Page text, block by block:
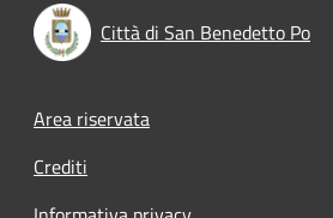
Città di San Benedetto Po
Footer menu
Area riservata
Crediti